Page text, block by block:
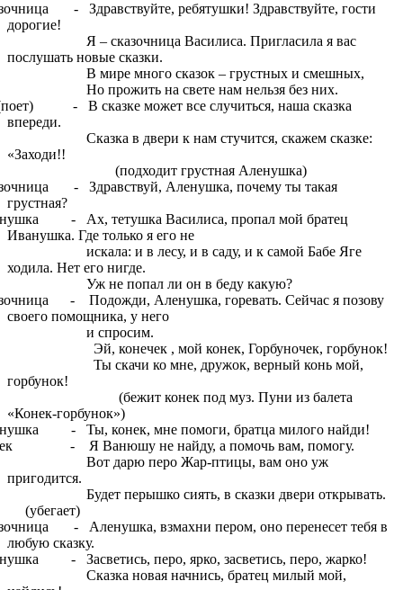
- Здравствуйте, ребятушки! Здравствуйте, гости
дорогие!
сказочница Василиса. Пригласила я вас
послушать новые сказки.
много сказок – грустных и смешных,
на свете нам нельзя без них.
- В сказке может все случиться, наша сказка
впереди.
в двери к нам стучится, скажем сказке:
«Заходи!!
грустная Аленушка)
- Здравствуй, Аленушка, почему ты такая
грустная?
- Ах, тетушка Василиса, пропал мой братец
Иванушка. Где только я его не
и в лесу, и в саду, и к самой Бабе Яге
ходила. Нет его нигде.
не попал ли он в беду какую?
- Подожди, Аленушка, горевать. Сейчас я позову
своего помощника, у него
спросим.
конечек , мой конек, Горбуночек, горбунок!
ко мне, дружок, верный конь мой,
горбунок!
конек под муз. Пуни из балета
«Конек-горбунок»)
- Ты, конек, мне помоги, братца милого найди!
- Я Ванюшу не найду, а помочь вам, помогу.
дарю перо Жар-птицы, вам оно уж
пригодится.
перышко сиять, в сказки двери открывать.
(убегает)
- Аленушка, взмахни пером, оно перенесет тебя в
любую сказку.
- Засветись, перо, ярко, засветись, перо, жарко!
новая начнись, братец милый мой,